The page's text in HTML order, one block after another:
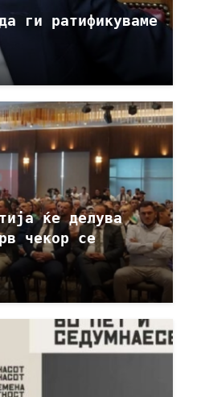
ги ратификуваме
ќе делува
чекор се